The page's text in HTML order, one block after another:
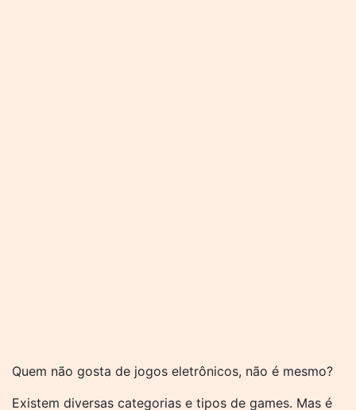
Quem não gosta de jogos eletrônicos, não é mesmo?
Existem diversas categorias e tipos de games. Mas é